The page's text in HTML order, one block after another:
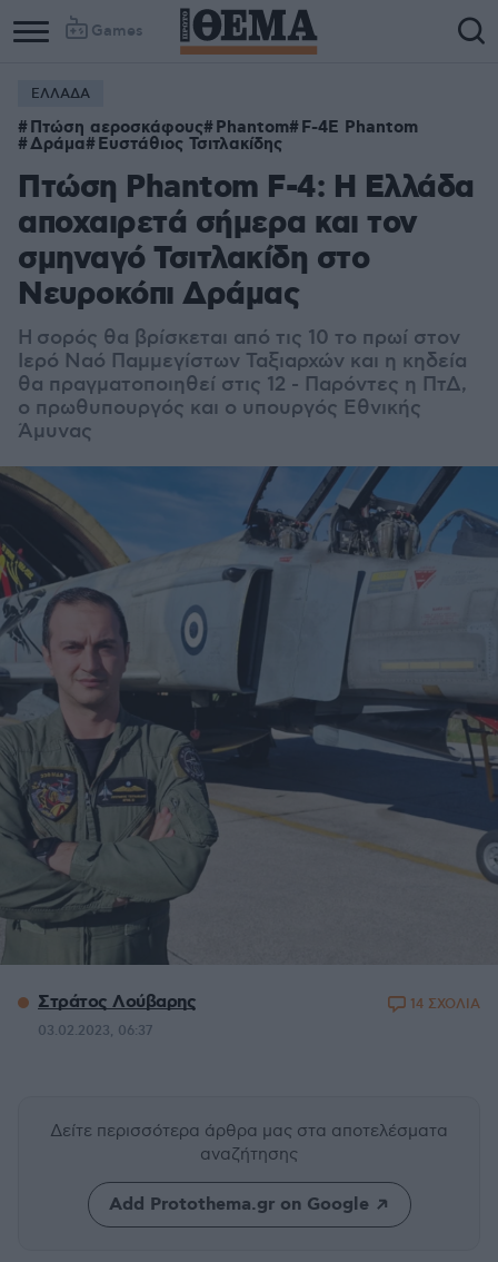
Games
ΕΛΛΑΔΑ
Πτώση αεροσκάφους Phantom F-4E Phantom
Δράμα Ευστάθιος Τσιτλακίδης
Πτώση Phantom F-4: Η Ελλάδα
αποχαιρετά σήμερα και τον
σμηναγό Τσιτλακίδη στο
Νευροκόπι Δράμας
Η σορός θα βρίσκεται από τις 10 το πρωί στον
Ιερό Ναό Παμμεγίστων Ταξιαρχών και η κηδεία
θα πραγματοποιηθεί στις 12 - Παρόντες η ΠτΔ,
ο πρωθυπουργός και ο υπουργός Εθνικής
Άμυνας
Στράτος Λούβαρης
03.02.2023, 06:37
14 ΣΧΟΛΙΑ
Δείτε περισσότερα άρθρα μας στα αποτελέσματα
αναζήτησης
Add Protothema.gr on Google